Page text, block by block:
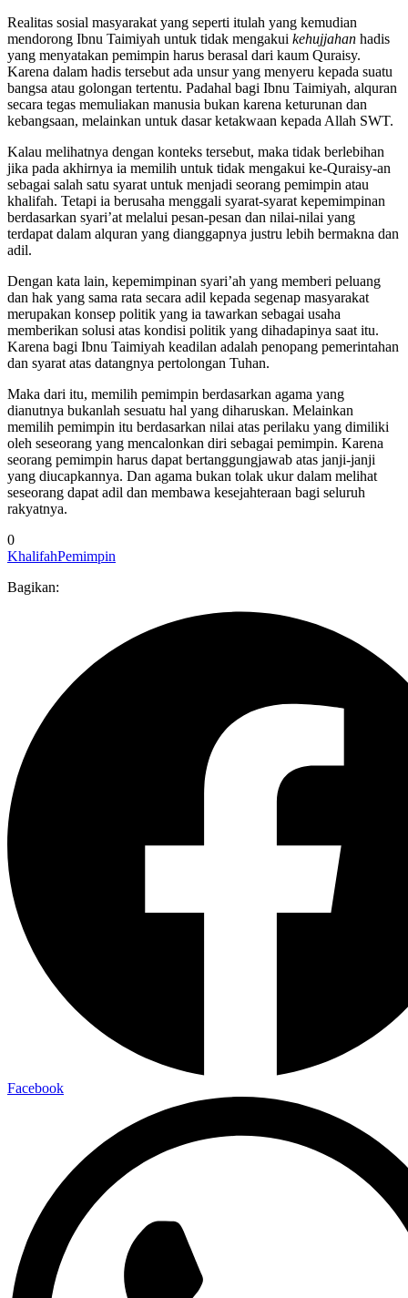
Realitas sosial masyarakat yang seperti itulah yang kemudian
mendorong Ibnu Taimiyah untuk tidak mengakui kehujjahan hadis
yang menyatakan pemimpin harus berasal dari kaum Quraisy.
Karena dalam hadis tersebut ada unsur yang menyeru kepada suatu
bangsa atau golongan tertentu. Padahal bagi Ibnu Taimiyah, alquran
secara tegas memuliakan manusia bukan karena keturunan dan
kebangsaan, melainkan untuk dasar ketakwaan kepada Allah SWT.
Kalau melihatnya dengan konteks tersebut, maka tidak berlebihan
jika pada akhirnya ia memilih untuk tidak mengakui ke-Quraisy-an
sebagai salah satu syarat untuk menjadi seorang pemimpin atau
khalifah. Tetapi ia berusaha menggali syarat-syarat kepemimpinan
berdasarkan syari’at melalui pesan-pesan dan nilai-nilai yang
terdapat dalam alquran yang dianggapnya justru lebih bermakna dan
adil.
Dengan kata lain, kepemimpinan syari’ah yang memberi peluang
dan hak yang sama rata secara adil kepada segenap masyarakat
merupakan konsep politik yang ia tawarkan sebagai usaha
memberikan solusi atas kondisi politik yang dihadapinya saat itu.
Karena bagi Ibnu Taimiyah keadilan adalah penopang pemerintahan
dan syarat atas datangnya pertolongan Tuhan.
Maka dari itu, memilih pemimpin berdasarkan agama yang
dianutnya bukanlah sesuatu hal yang diharuskan. Melainkan
memilih pemimpin itu berdasarkan nilai atas perilaku yang dimiliki
oleh seseorang yang mencalonkan diri sebagai pemimpin. Karena
seorang pemimpin harus dapat bertanggungjawab atas janji-janji
yang diucapkannya. Dan agama bukan tolak ukur dalam melihat
seseorang dapat adil dan membawa kesejahteraan bagi seluruh
rakyatnya.
0
KhalifahPemimpin
Bagikan:
Facebook